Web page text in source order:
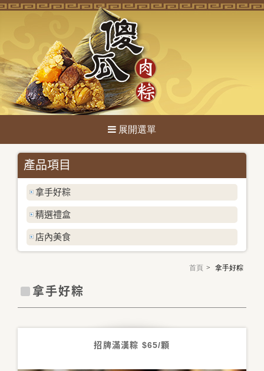
最新消息
產品項目
產品項目
拿手好粽
精選禮盒
店內美食
首頁 拿手好粽
拿手好粽
招牌滿漢粽 $65/顆